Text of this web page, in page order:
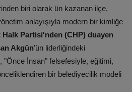
biri olarak ün kazanan ilçe,
anlayışıyla modern bir kimliğe
Partisi'nden (CHP) duayen
Akgün'ün liderliğindeki
İnsan" felsefesiyle, eğitimi,
bir belediyecilik modeli